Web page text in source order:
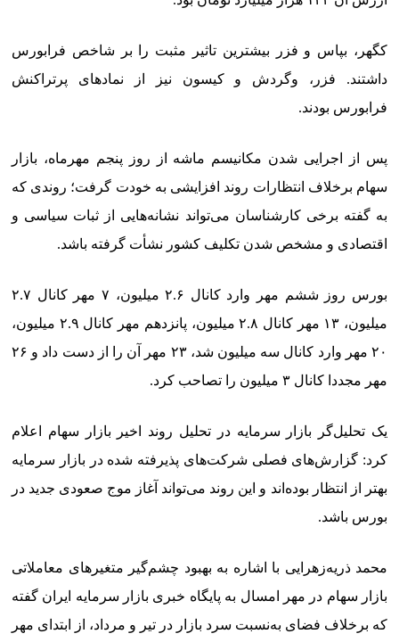
کگهر، بپاس و فزر بیشترین تاثیر مثبت را بر شاخص فرابورس
داشتند. فزر، وگردش و کیسون نیز از نمادهای پرتراکنش
فرابورس بودند.
پس از اجرایی شدن مکانیسم ماشه از روز پنجم مهرماه، بازار
سهام برخلاف انتظارات روند افزایشی به خودت گرفت؛ روندی که
به گفته برخی کارشناسان می‌تواند نشانه‌هایی از ثبات سیاسی و
اقتصادی و مشخص شدن تکلیف کشور نشأت گرفته باشد.
بورس روز ششم مهر وارد کانال ۲.۶ میلیون، ۷ مهر کانال ۲.۷
میلیون، ۱۳ مهر کانال ۲.۸ میلیون، پانزدهم مهر کانال ۲.۹ میلیون،
۲۰ مهر وارد کانال سه میلیون شد، ۲۳ مهر آن را از دست داد و ۲۶
مهر مجددا کانال ۳ میلیون را تصاحب کرد.
یک تحلیل‌گر بازار سرمایه در تحلیل روند اخیر بازار سهام اعلام
کرد: گزارش‌های فصلی شرکت‌های پذیرفته شده در بازار سرمایه
بهتر از انتظار بوده‌اند و این روند می‌تواند آغاز موج صعودی جدید در
بورس باشد.
محمد ذریه‌زهرایی با اشاره به بهبود چشم‌گیر متغیرهای معاملاتی
بازار سهام در مهر امسال به پایگاه خبری بازار سرمایه ایران گفته
که برخلاف فضای به‌نسبت سرد بازار در تیر و مرداد، از ابتدای مهر